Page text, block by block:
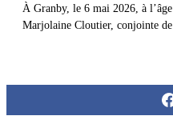
À Granby, le 6 mai 2026, à
Marjolaine Cloutier, conjointe de